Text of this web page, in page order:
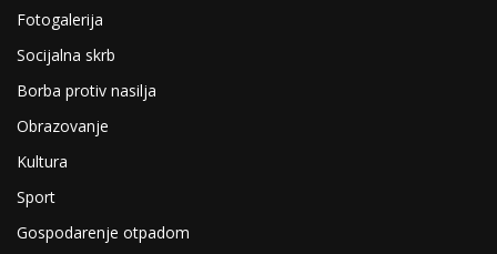
Fotogalerija
Socijalna skrb
Borba protiv nasilja
Obrazovanje
Kultura
Sport
Gospodarenje otpadom